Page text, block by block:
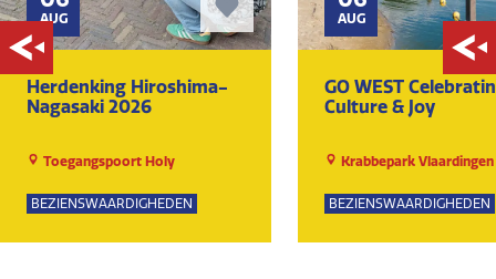
AUG
Herdenking Hiroshima-
Nagasaki 2026
Toegangspoort Holy
BEZIENSWAARDIGHEDEN
AUG
GO WEST
Culture & Joy
Krabbepark Vlaardingen
BEZIENSWAARDIGHEDEN